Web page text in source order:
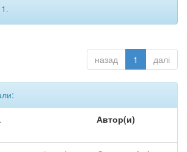
назад 1 далі
Автор(и)